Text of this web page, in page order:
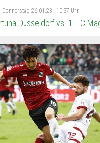
Donnerstag 26.01.23 | 10:37 Uhr
Düsseldorf vs. 1. FC